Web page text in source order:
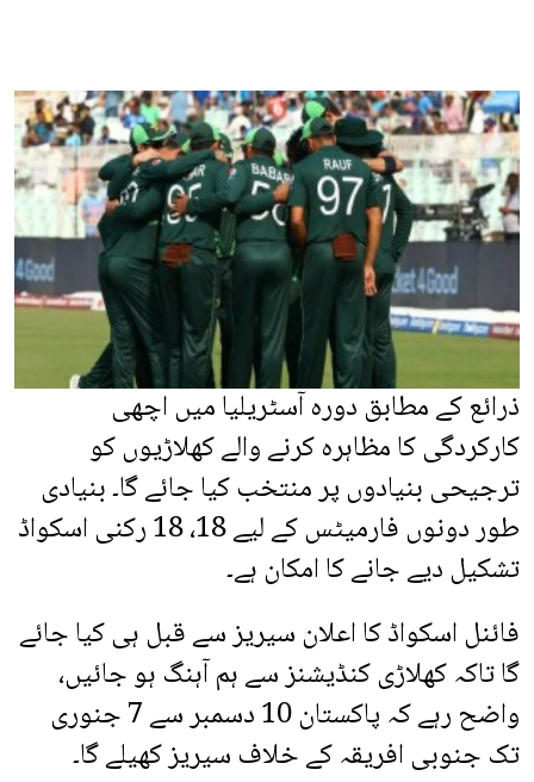
ذرائع کے مطابق دورہ آسٹریلیا میں اچھی
کارکردگی کا مظاہرہ کرنے والے کھلاڑیوں کو
ترجیحی بنیادوں پر منتخب کیا جائے گا۔ بنیادی
طور دونوں فارمیٹس کے لیے 18، 18 رکنی اسکواڈ
تشکیل دیے جانے کا امکان ہے۔
فائنل اسکواڈ کا اعلان سیریز سے قبل ہی کیا جائے
گا تاکہ کھلاڑی کنڈیشنز سے ہم آہنگ ہو جائیں،
واضح رہے کہ پاکستان 10 دسمبر سے 7 جنوری
تک جنوبی افریقہ کے خلاف سیریز کھیلے گا۔